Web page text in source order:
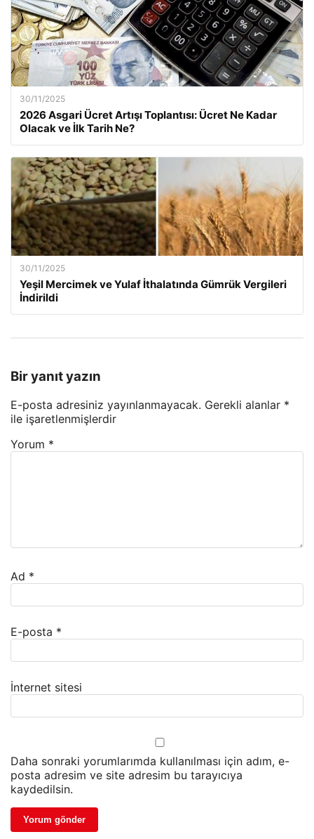
30/11/2025
2026 Asgari Ücret Artışı Toplantısı: Ücret Ne Kadar
Olacak ve İlk Tarih Ne?
30/11/2025
Yeşil Mercimek ve Yulaf İthalatında Gümrük Vergileri
İndirildi
Bir yanıt yazın
E-posta adresiniz yayınlanmayacak. Gerekli alanlar *
ile işaretlenmişlerdir
Yorum *
Ad *
E-posta *
İnternet sitesi
Daha sonraki yorumlarımda kullanılması için adım, e-
posta adresim ve site adresim bu tarayıcıya
kaydedilsin.